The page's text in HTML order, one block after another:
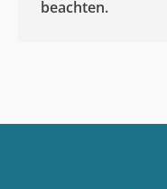
beachten.